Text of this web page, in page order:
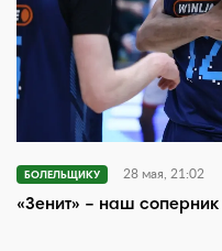
БОЛЕЛЬЩИКУ 28 мая, 21:02
«Зенит» – наш соперник